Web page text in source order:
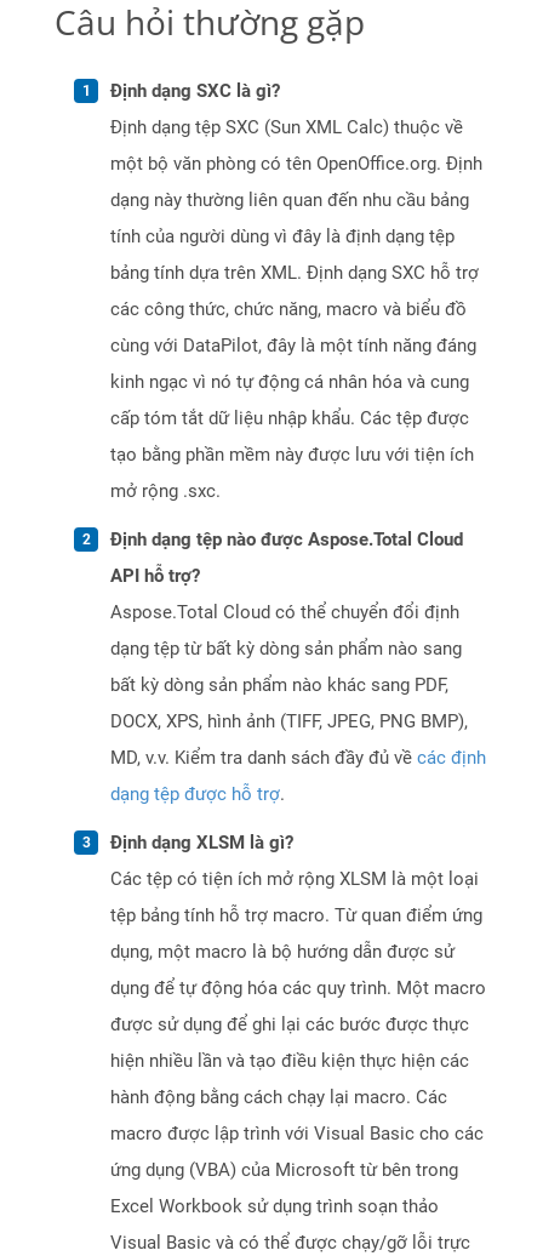
Câu hỏi thường gặp
Định dạng SXC là gì?
Định dạng tệp SXC (Sun XML Calc) thuộc về
một bộ văn phòng có tên OpenOffice.org. Định
dạng này thường liên quan đến nhu cầu bảng
tính của người dùng vì đây là định dạng tệp
bảng tính dựa trên XML. Định dạng SXC hỗ trợ
các công thức, chức năng, macro và biểu đồ
cùng với DataPilot, đây là một tính năng đáng
kinh ngạc vì nó tự động cá nhân hóa và cung
cấp tóm tắt dữ liệu nhập khẩu. Các tệp được
tạo bằng phần mềm này được lưu với tiện ích
mở rộng .sxc.
Định dạng tệp nào được Aspose.Total Cloud
API hỗ trợ?
Aspose.Total Cloud có thể chuyển đổi định
dạng tệp từ bất kỳ dòng sản phẩm nào sang
bất kỳ dòng sản phẩm nào khác sang PDF,
DOCX, XPS, hình ảnh (TIFF, JPEG, PNG BMP),
MD, v.v. Kiểm tra danh sách đầy đủ về các định
dạng tệp được hỗ trợ.
Định dạng XLSM là gì?
Các tệp có tiện ích mở rộng XLSM là một loại
tệp bảng tính hỗ trợ macro. Từ quan điểm ứng
dụng, một macro là bộ hướng dẫn được sử
dụng để tự động hóa các quy trình. Một macro
được sử dụng để ghi lại các bước được thực
hiện nhiều lần và tạo điều kiện thực hiện các
hành động bằng cách chạy lại macro. Các
macro được lập trình với Visual Basic cho các
ứng dụng (VBA) của Microsoft từ bên trong
Excel Workbook sử dụng trình soạn thảo
Visual Basic và có thể được chạy/gỡ lỗi trực